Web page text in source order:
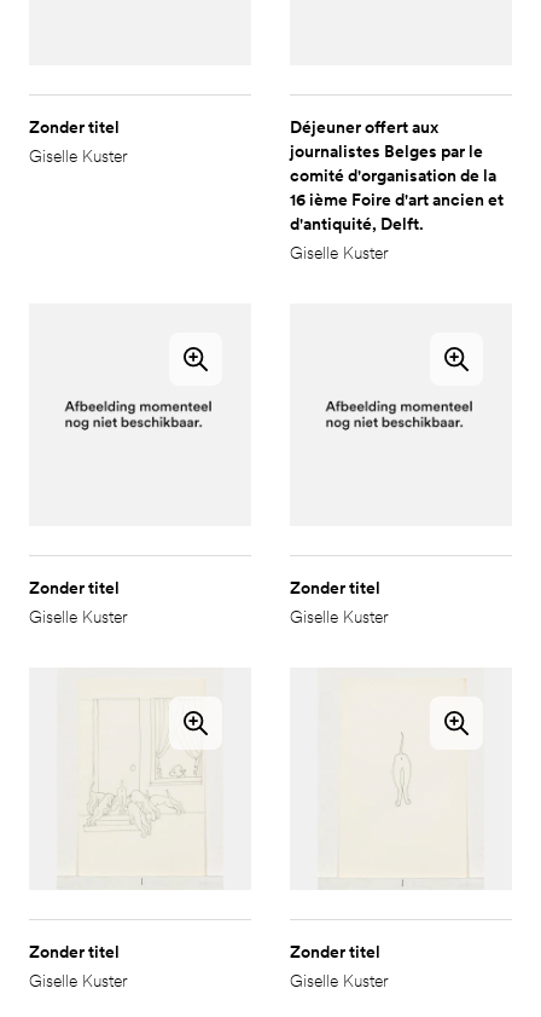
Zonder titel
Giselle Kuster
Déjeuner offert aux
journalistes Belges par le
comité d'organisation de la
16 ième Foire d'art ancien et
d'antiquité, Delft.
Giselle Kuster
Zonder titel
Giselle Kuster
Zonder titel
Giselle Kuster
Zonder titel
Giselle Kuster
Zonder titel
Giselle Kuster